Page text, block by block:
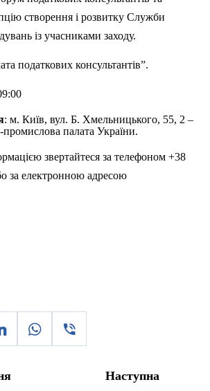
створення і розвитку Служби
із учасниками заходу.
податкових консультантів”.
: м. Київ, вул. Б. Хмельницького, 55, 2 –
палата України.
звертайтеся за телефоном +38
за електронною адресою
Наступна